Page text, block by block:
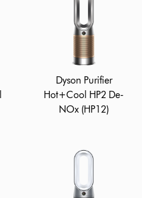
Dyson Purifier
Hot+Cool HP2 De-
NOx (HP12)